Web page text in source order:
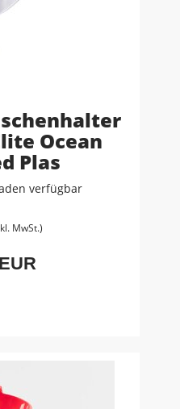
Ocean
Plas
verfügbar
MwSt.)